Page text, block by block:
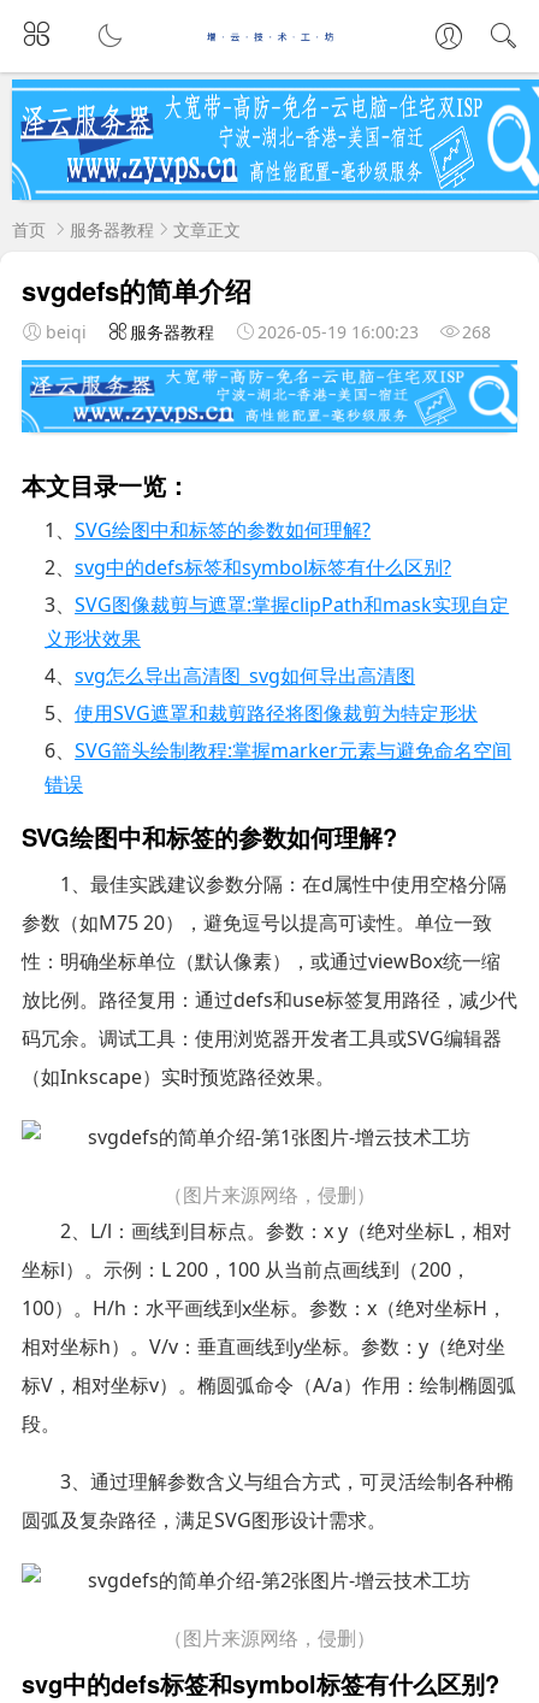
首页 服务器教程 文章正文
svgdefs的简单介绍
beiqi 服务器教程 2026-05-19 16:00:23 268
本文目录一览：
1、SVG绘图中和标签的参数如何理解?
2、svg中的defs标签和symbol标签有什么区别?
3、SVG图像裁剪与遮罩:掌握clipPath和mask实现自定
义形状效果
4、svg怎么导出高清图_svg如何导出高清图
5、使用SVG遮罩和裁剪路径将图像裁剪为特定形状
6、SVG箭头绘制教程:掌握marker元素与避免命名空间
错误
SVG绘图中和标签的参数如何理解?
1、最佳实践建议参数分隔：在d属性中使用空格分隔
参数（如M75 20），避免逗号以提高可读性。单位一致
性：明确坐标单位（默认像素），或通过viewBox统一缩
放比例。路径复用：通过defs和use标签复用路径，减少代
码冗余。调试工具：使用浏览器开发者工具或SVG编辑器
（如Inkscape）实时预览路径效果。
（图片来源网络，侵删）
2、L/l：画线到目标点。参数：x y（绝对坐标L，相对
坐标l）。示例：L 200，100 从当前点画线到（200，
100）。H/h：水平画线到x坐标。参数：x（绝对坐标H，
相对坐标h）。V/v：垂直画线到y坐标。参数：y（绝对坐
标V，相对坐标v）。椭圆弧命令（A/a）作用：绘制椭圆弧
段。
3、通过理解参数含义与组合方式，可灵活绘制各种椭
圆弧及复杂路径，满足SVG图形设计需求。
（图片来源网络，侵删）
svg中的defs标签和symbol标签有什么区别?